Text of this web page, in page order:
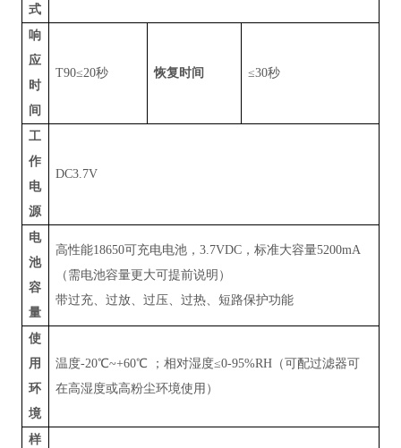
式
响
应
时
间
T90≤20秒 恢复时间 ≤30秒
工
作
电
源
DC3.7V
电
池
容
量
高性能18650可充电电池，3.7VDC ，标准大容量5200mA
（需电池容量更大可提前说明）
带过充、过放、过压、过热、短路保护功能
使
用
环
境
温度-20℃~+60℃ ；相对湿度≤0-95%RH （可配过滤器可
在高湿度或高粉尘环境使用）
样